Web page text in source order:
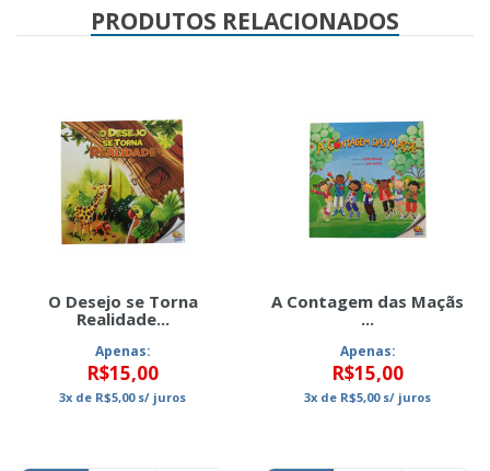
PRODUTOS RELACIONADOS
O Desejo se Torna
Realidade...
Apenas:
R$15,00
3x de R$5,00s/ juros
A Contagem das Maçãs
...
Apenas:
R$15,00
3x de R$5,00s/ juros